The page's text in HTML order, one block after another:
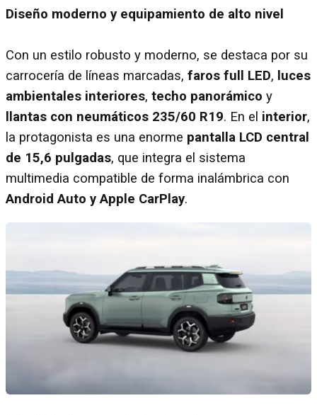
Diseño moderno y equipamiento de alto nivel
Con un estilo robusto y moderno, se destaca por su
carrocería de líneas marcadas, faros full LED, luces
ambientales interiores, techo panorámico y
llantas con neumáticos 235/60 R19. En el interior,
la protagonista es una enorme pantalla LCD central
de 15,6 pulgadas, que integra el sistema
multimedia compatible de forma inalámbrica con
Android Auto y Apple CarPlay.